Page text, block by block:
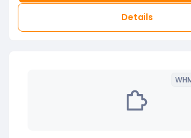
Details